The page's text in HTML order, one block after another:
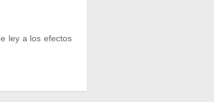
ley a los efectos